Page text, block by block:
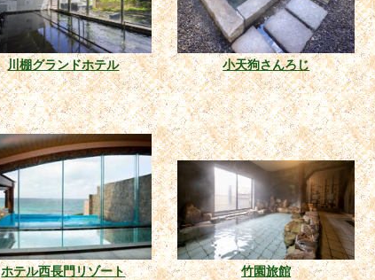
川棚グランドホテル 小天狗さんろじ
ホテル西長門リゾート 竹園旅館